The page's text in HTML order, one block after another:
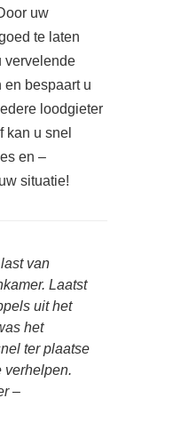
uw
te laten
vervelende
en bespaart u
loodgieter
kan u snel
en –
situatie!
van
Laatst
uit het
het
ter plaatse
verhelpen.
–